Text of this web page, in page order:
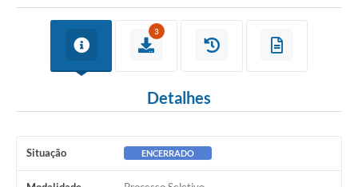
3
Detalhes
Situação ENCERRADO